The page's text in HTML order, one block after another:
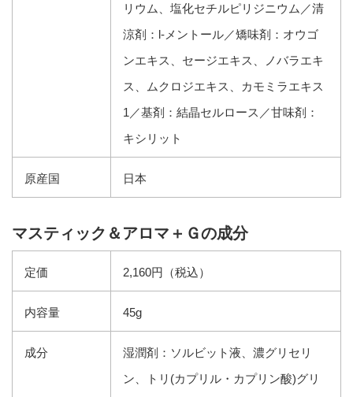
リウム、塩化セチルピリジニウム／清
涼剤：l-メントール／矯味剤：オウゴ
ンエキス、セージエキス、ノバラエキ
ス、ムクロジエキス、カモミラエキス
1／基剤：結晶セルロース／甘味剤：
キシリット
原産国 日本
マスティック＆アロマ＋Ｇの成分
定価 2,160円（税込）
内容量 45g
成分
湿潤剤：ソルビット液、濃グリセリ
ン、トリ(カプリル・カプリン酸)グリ